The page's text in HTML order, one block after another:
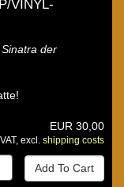
VINYL-
der
EUR 30,00
excl. shipping costs